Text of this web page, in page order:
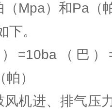
（Mpa）和Pa（
下。
=10ba（巴）
）
风机进、排气压